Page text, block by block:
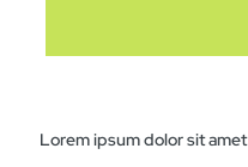
Lorem ipsum dolor sit amet